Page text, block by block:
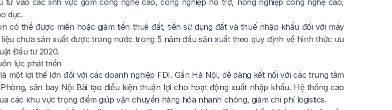
tư vào các lĩnh vực gồm công nghệ cao, công nghiệp hỗ trợ, nông nghiệp công nghệ cao,
dục.
có thể được miễn hoặc giảm tiền thuê đất, tiền sử dụng đất và thuế nhập khẩu đối với máy
chưa sản xuất được trong nước trong 5 năm đầu sản xuất theo quy định về hình thức ưu
Đầu tư 2020.
lực phát triển
một lợi thế lớn đối với các doanh nghiệp FDI. Gần Hà Nội, dễ dàng kết nối với các trung tâm
, sân bay Nội Bài tạo điều kiện thuận lợi cho hoạt động xuất nhập khẩu. Hệ thống cao
các khu vực trọng điểm giúp vận chuyển hàng hóa nhanh chóng, giảm chi phí logistics.